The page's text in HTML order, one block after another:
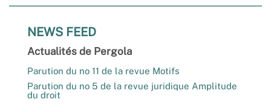
NEWS FEED
Actualités de Pergola
Parution du no 11 de la revue Motifs
Parution du no 5 de la revue juridique Amplitude
du droit